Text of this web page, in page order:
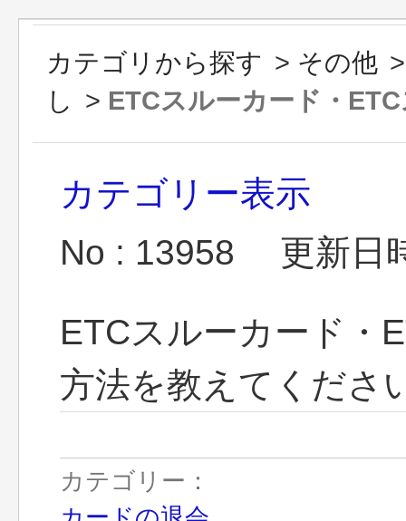
カテゴリから探す > その他
し > ETCスルーカード・
カテゴリー表示
No : 13958
更新日
ETCスルーカード・
方法を教えてくださ
カテゴリー：